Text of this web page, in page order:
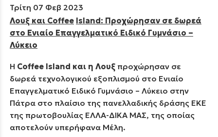
Τρίτη 07 Φεβ 2023
Λουξ και Coffee Island: Προχώρησαν σε δωρεά
στο Ενιαίο Επαγγελματικό Ειδικό Γυμνάσιο –
Λύκειο
Η Coffee Island και η Λουξ προχώρησαν σε
δωρεά τεχνολογικού εξοπλισμού στο Ενιαίο
Επαγγελματικό Ειδικό Γυμνάσιο – Λύκειο στην
Πάτρα στο πλαίσιο της πανελλαδικής δράσης ΕΚΕ
της πρωτοβουλίας ΕΛΛΑ-ΔΙΚΑ ΜΑΣ, της οποίας
αποτελούν υπερήφανα Μέλη.